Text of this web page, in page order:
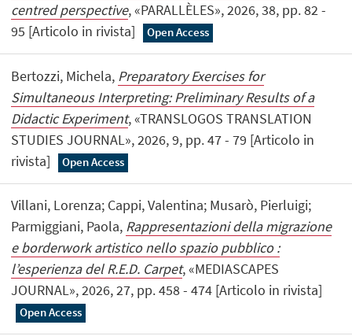
centred perspective, «PARALLÈLES», 2026, 38, pp. 82 -
95 [Articolo in rivista]
Open Access
Bertozzi, Michela, Preparatory Exercises for
Simultaneous Interpreting: Preliminary Results of a
Didactic Experiment, «TRANSLOGOS TRANSLATION
STUDIES JOURNAL», 2026, 9, pp. 47 - 79 [Articolo in
rivista]
Open Access
Villani, Lorenza; Cappi, Valentina; Musarò, Pierluigi;
Parmiggiani, Paola, Rappresentazioni della migrazione
e borderwork artistico nello spazio pubblico :
l’esperienza del R.E.D. Carpet, «MEDIASCAPES
JOURNAL», 2026, 27, pp. 458 - 474 [Articolo in rivista]
Open Access